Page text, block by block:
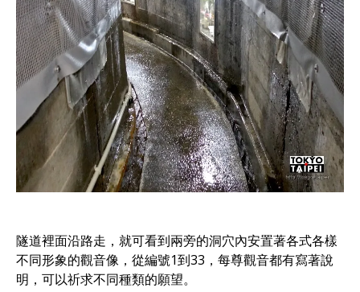
隧道裡面沿路走，就可看到兩旁的洞穴內安置著各式各樣
不同形象的觀音像，從編號1到33，每尊觀音都有寫著說
明，可以祈求不同種類的願望。